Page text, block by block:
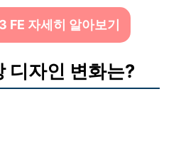
FE 자세히 알아보기
디자인 변화는?